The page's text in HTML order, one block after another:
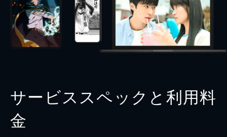
サービススペックと利用料
金